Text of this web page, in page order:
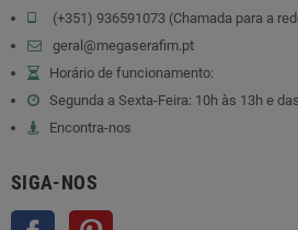
(+351) 936591073 (Chamada para a
geral@megaserafim.pt
Horário de funcionamento:
Segunda a Sexta-Feira: 10h às 13h e
Encontra-nos
SIGA-NOS
Facebook